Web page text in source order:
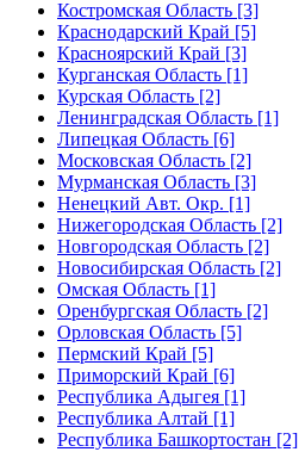
Костромская Область [3]
Краснодарский Край [5]
Красноярский Край [3]
Курганская Область [1]
Курская Область [2]
Ленинградская Область [1]
Липецкая Область [6]
Московская Область [2]
Мурманская Область [3]
Ненецкий Авт. Окр. [1]
Нижегородская Область [2]
Новгородская Область [2]
Новосибирская Область [2]
Омская Область [1]
Оренбургская Область [2]
Орловская Область [5]
Пермский Край [5]
Приморский Край [6]
Республика Адыгея [1]
Республика Алтай [1]
Республика Башкортостан [2]